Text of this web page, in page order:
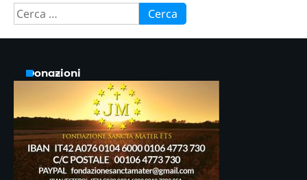
Ricerca
per:
Donazioni